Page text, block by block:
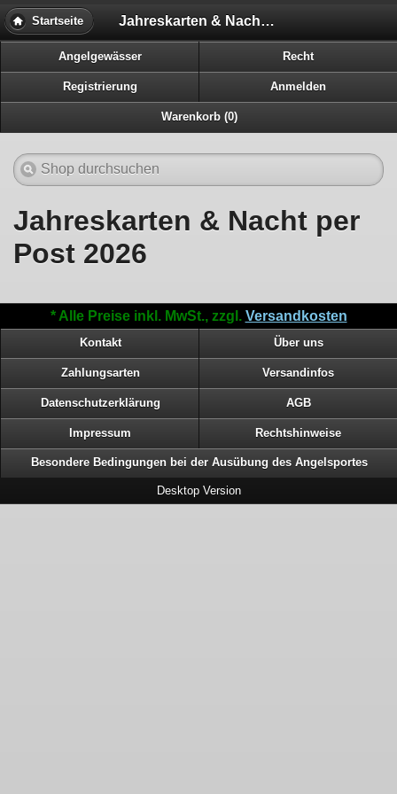
Startseite Jahreskarten & Nacht per Post 2026
Angelgewässer Recht
Registrierung Anmelden
Warenkorb (0)
Jahreskarten & Nacht per
Post 2026
* Alle Preise inkl. MwSt., zzgl. Versandkosten
Kontakt Über uns
Zahlungsarten Versandinfos
Datenschutzerklärung AGB
Impressum Rechtshinweise
Besondere Bedingungen bei der Ausübung des Angelsportes
Desktop Version